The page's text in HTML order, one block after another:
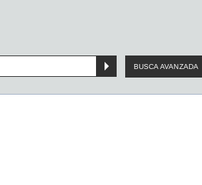
BUSCA AVANZADA